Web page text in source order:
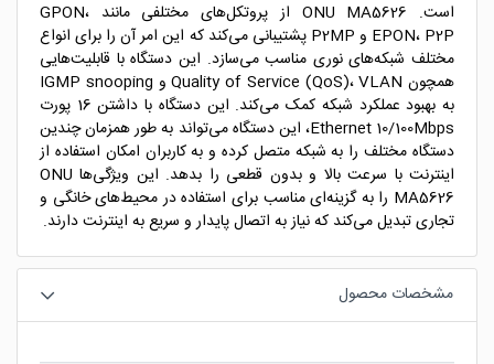
است. ONU MA5626 از پروتکل‌های مختلفی مانند GPON،
EPON، P2P و P2MP پشتیبانی می‌کند که این امر آن را برای انواع
مختلف شبکه‌های نوری مناسب می‌سازد. این دستگاه با قابلیت‌هایی
همچون Quality of Service (QoS)، VLAN و IGMP snooping
به بهبود عملکرد شبکه کمک می‌کند. این دستگاه با داشتن 16 پورت
Ethernet 10/100Mbps، این دستگاه می‌تواند به طور همزمان چندین
دستگاه مختلف را به شبکه متصل کرده و به کاربران امکان استفاده از
اینترنت با سرعت بالا و بدون قطعی را بدهد. این ویژگی‌ها ONU
MA5626 را به گزینه‌ای مناسب برای استفاده در محیط‌های خانگی و
تجاری تبدیل می‌کند که نیاز به اتصال پایدار و سریع به اینترنت دارند.
مشخصات محصول